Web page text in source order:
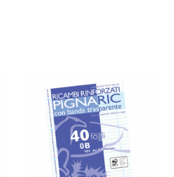
Quickview
Aggiungi
preferiti